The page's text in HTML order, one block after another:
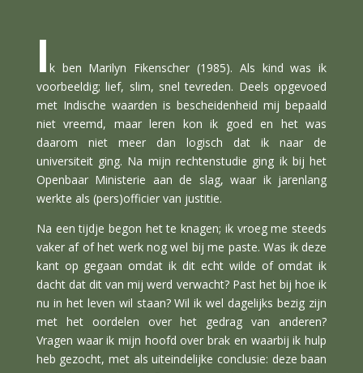
I k ben Marilyn Fikenscher (1985). Als kind was ik
voorbeeldig; lief, slim, snel tevreden. Deels opgevoed
met Indische waarden is bescheidenheid mij bepaald
niet vreemd, maar leren kon ik goed en het was
daarom niet meer dan logisch dat ik naar de
universiteit ging. Na mijn rechtenstudie ging ik bij het
Openbaar Ministerie aan de slag, waar ik jarenlang
werkte als (pers)officier van justitie.
Na een tijdje begon het te knagen; ik vroeg me steeds
vaker af of het werk nog wel bij me paste. Was ik deze
kant op gegaan omdat ik dit echt wilde of omdat ik
dacht dat dit van mij werd verwacht? Past het bij hoe ik
nu in het leven wil staan? Wil ik wel dagelijks bezig zijn
met het oordelen over het gedrag van anderen?
Vragen waar ik mijn hoofd over brak en waarbij ik hulp
heb gezocht, met als uiteindelijke conclusie: deze baan